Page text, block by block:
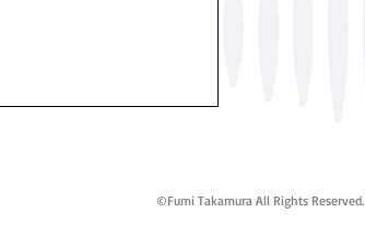
©Fumi Takamura All Rights Reserved.